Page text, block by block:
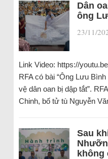
Dân
ông
23/11/
Link Video: https://
RFA có bài “Ông Lưu
vệ dân oan bị dập tắt”.
Chinh, bố tử tù Nguyễn
Sau
không